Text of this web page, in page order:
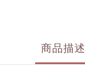
商品描述